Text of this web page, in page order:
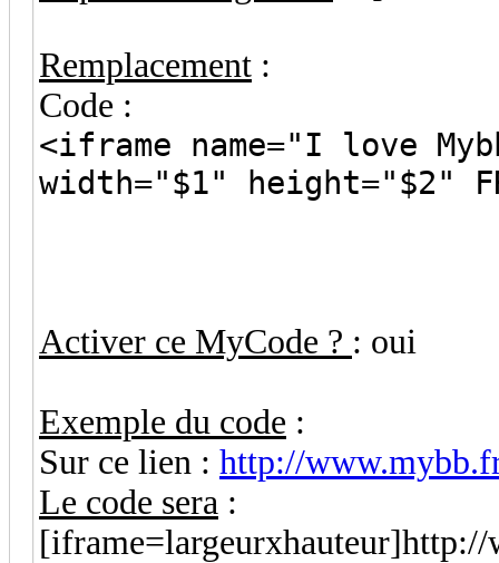
Remplacement :
Code :
<iframe name="I love
width="$1" height="$2"
Activer ce MyCode ? : oui
Exemple du code :
Sur ce lien : http://
Le code sera :